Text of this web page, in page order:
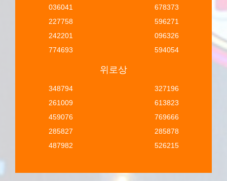
036041
227758
242201
774693
678373
596271
096326
594054
위로상
348794
261009
459076
285827
487982
327196
613823
769666
285878
526215